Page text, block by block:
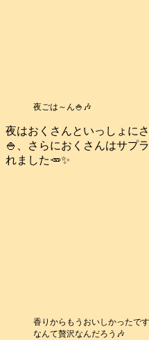
夜ごは～ん🍚🎶
夜はおくさんといっしょに
🍚、さらにおくさんはサプ
れました🥕✨
香りからもうおいしかったで
なんて贅沢なんだろう🎶